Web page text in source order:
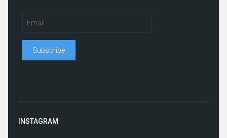
INSTAGRAM